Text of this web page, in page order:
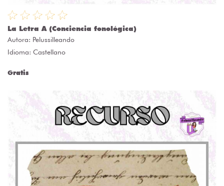
La Letra A (Conciencia fonológica)
Autora: Pelussilleando
Idioma: Castellano
Gratis